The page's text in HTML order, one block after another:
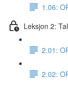
1.06:
Leksjon 2:
2.01:
2.02: